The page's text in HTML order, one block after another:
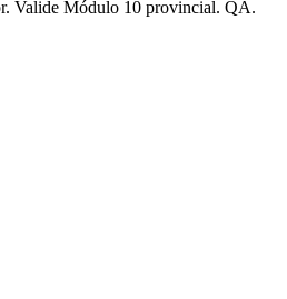
Valide Módulo 10 provincial. QA.